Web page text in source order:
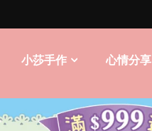
小莎手作 心情分享